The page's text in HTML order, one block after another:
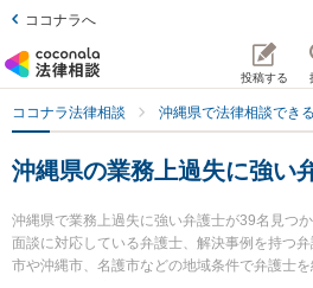
ココナラへ
投稿する
ココナラ法律相談 沖縄県で法律相談でき
沖縄県の業務上過失に強い
沖縄県で業務上過失に強い弁護士が39名見つ
面談に対応している弁護士、解決事例を持つ
市や沖縄市、名護市などの地域条件で弁護士